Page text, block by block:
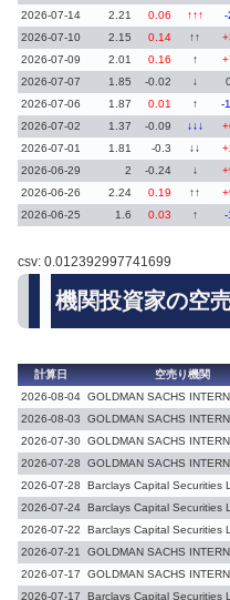
2026-07-14
2.21 0.06 ↑↑↑ -
2026-07-10
2.15 0.14 ↑↑
2026-07-09
2.01 0.16 ↑
2026-07-07
1.85 -0.02 ↓
2026-07-06
1.87 0.01 ↑ -
2026-07-02
1.37 -0.09 ↓↓↓
2026-07-01
1.81 -0.3 ↓↓
2026-06-29
2 -0.24 ↓
2026-06-26
2.24 0.19 ↑↑
2026-06-25
1.6 0.03 ↑ -
csv: 0.012392997741699
機関投資家の空
計算日 空売り機関
2026-08-04 GOLDMAN SACHS
2026-08-03
GOLDMAN SACHS
2026-07-30 GOLDMAN SACHS
2026-07-28
GOLDMAN SACHS
2026-07-28
Barclays Capital Securities
2026-07-24 Barclays Capital Securities
2026-07-22
Barclays Capital Securities
2026-07-21
GOLDMAN SACHS
2026-07-17
GOLDMAN SACHS
2026-07-17
Barclays Capital Securities